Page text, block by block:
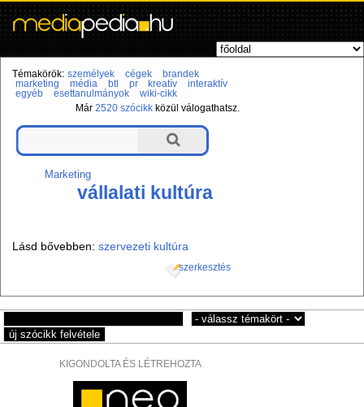
Témakörök: személyek cégek
brandek
marketing
média btl pr kreatív
interaktív
egyéb
esettanulmányok
wiki-cikk
Már2520 szócikk közül válogathatsz.
Marketing
vállalati kultúra
Lásd bővebben:szervezeti kultúra
szerkesztés
KIGONDOLTA ÉS LÉTREHOZTA